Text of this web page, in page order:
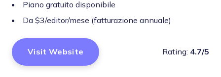
Piano gratuito disponibile
Da $3/editor/mese (fatturazione annuale)
Visit Website Rating: 4.7/5